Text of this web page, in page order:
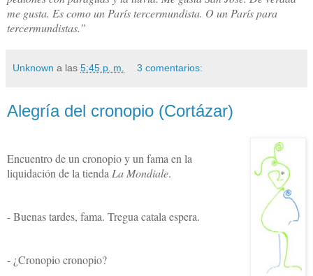
me gusta. Es como un París tercermundista. O un París para
tercermundistas.”
Unknown a las 5:45 p. m. 3 comentarios:
Alegría del cronopio (Cortázar)
Encuentro de un cronopio y un fama en la
liquidación dela tienda La Mondiale.
- Buenas tardes, fama. Tregua catala espera.
- ¿Cronopio cronopio?